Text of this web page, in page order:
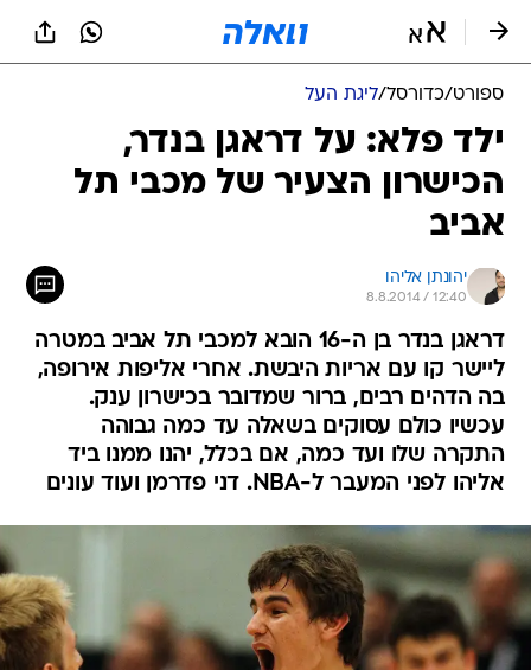
ספורט/כדורסל/ליגת העל
ילד פלא: על דראגן בנדר,
הכישרון הצעיר של מכבי תל
אביב
יהונתן אליהו
8.8.2014 / 12:40
דראגן בנדר בן ה-16 הובא למכבי תל אביב במטרה
ליישר קו עם אריות היבשת. אחרי אליפות אירופה,
בה הדהים רבים, ברור שמדובר בכישרון ענק.
עכשיו כולם עסוקים בשאלה עד כמה גבוהה
התקרה שלו ועד כמה, אם בכלל, יהנו ממנו ביד
אליהו לפני המעבר ל-NBA. דני פדרמן ועוד עונים